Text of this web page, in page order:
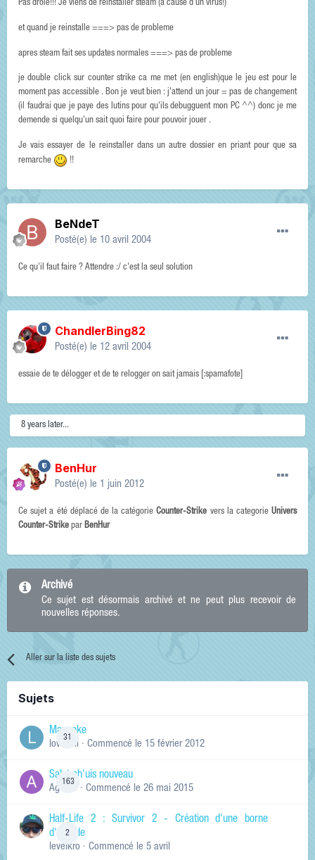
Pas drole!!! Je viens de reinstaller steam (a cause d'un virus!)
et quand je reinstalle ===> pas de probleme
apres steam fait ses updates normales ===> pas de probleme
je double click sur counter strike ca me met (en english)que le jeu est pour le
moment pas accessible . Bon je veut bien : j'attend un jour = pas de changement
(il faudrai que je paye des lutins pour qu'ils debugguent mon PC ^^) donc je me
demende si quelqu'un sait quoi faire pour pouvoir jouer .
Je vais essayer de le reinstaller dans un autre dossier en priant pour que sa
remarche
!!
BeNdeT
Posté(e) le 10 avril 2004
Ce qu'il faut faire ? Attendre :/ c'est la seul solution
ChandlerBing82
Posté(e) le 12 avril 2004
essaie de te délogger et de te relogger on sait jamais [:spamafote]
8 years later...
BenHur
Posté(e) le 1 juin 2012
Ce sujet a été déplacé de la catégorieCounter-Strike vers la categorieUnivers
Counter-Strike par BenHur
Archivé
Ce sujet est désormais archivé et ne peut plus recevoir de
nouvelles réponses.
Aller sur la liste des sujets
Sujets
31
Manneke
lowskill · Commencé le 15 février 2012
163
Salut ch'uis nouveau
Ag0Nie · Commencé le 26 mai 2015
2
Half-Life 2 : Survivor 2 - Création d'une borne
d'arcade
levelkro · Commencé le 5 avril